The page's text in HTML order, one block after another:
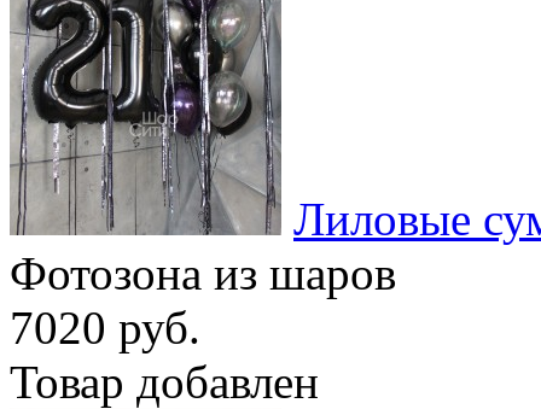
Лиловые
Фотозона из шаров
7020 руб.
Товар добавлен